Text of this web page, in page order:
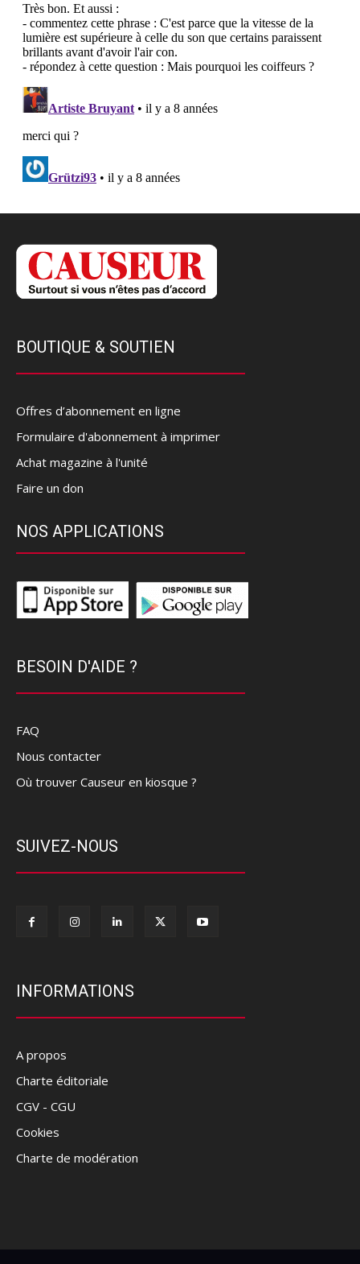
BOUTIQUE & SOUTIEN
Offres d’abonnement en ligne
Formulaire d'abonnement à imprimer
Achat magazine à l'unité
Faire un don
NOS APPLICATIONS
BESOIN D'AIDE ?
FAQ
Nous contacter
Où trouver Causeur en kiosque ?
SUIVEZ-NOUS
INFORMATIONS
A propos
Charte éditoriale
CGV - CGU
Cookies
Charte de modération